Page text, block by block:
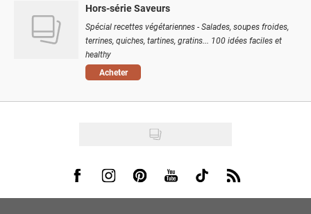
Hors-série Saveurs
Spécial recettes végétariennes - Salades, soupes froides,
terrines, quiches, tartines, gratins... 100 idées faciles et
healthy
Acheter
Visit us on Facebook
Visit us on Instagram
Visit us on Pinterest
Visit us on Youtube
Visit us on Tiktok
Visit us on Rss